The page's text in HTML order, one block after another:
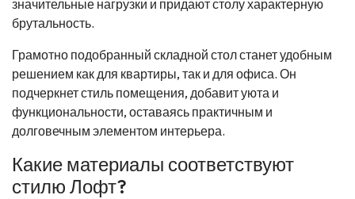
значительные нагрузки и придают столу характерную
брутальность.
Грамотно подобранный складной стол станет удобным
решением как для квартиры, так и для офиса. Он
подчеркнет стиль помещения, добавит уюта и
функциональности, оставаясь практичным и
долговечным элементом интерьера.
Какие материалы соответствуют
стилю Лофт?